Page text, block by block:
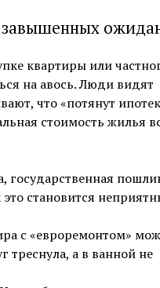
квартиры или
на авось. Люди видят
что «потянут
стоимость жилья
государственная
становится
с «евроремонтом»
треснула, а в ванной не